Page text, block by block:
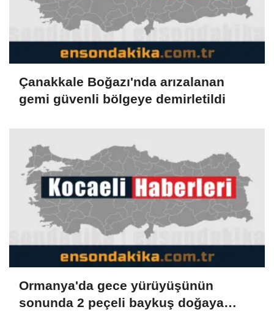
Çanakkale Boğazı'nda arızalanan
gemi güvenli bölgeye demirletildi
Ormanya'da gece yürüyüşünün
sonunda 2 peçeli baykuş doğaya